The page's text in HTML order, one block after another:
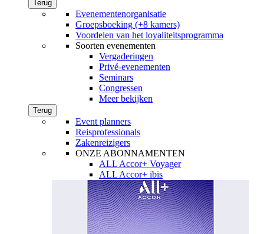
Terug
Evenementenorganisatie
Groepsboeking (+8 kamers)
Voordelen van het loyaliteitsprogramma
Soorten evenementen
Vergaderingen
Privé-evenementen
Seminars
Congressen
Meer bekijken
Terug
Event planners
Reisprofessionals
Zakenreizigers
ONZE ABONNAMENTEN
ALL Accor+ Voyager
ALL Accor+ ibis